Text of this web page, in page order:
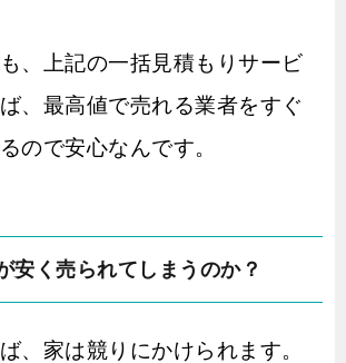
、上記の一括見積もりサービ
、最高値で売れる業者をすぐ
ので安心なんです。
安く売られてしまうのか？
、家は競りにかけられます。